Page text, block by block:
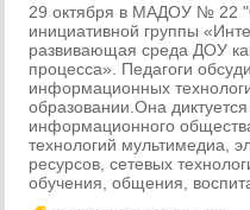
29 октября в МАДОУ № 22
инициативной группы
развивающая среда ДОУ
процесса». Педагоги
информационных
образовании.Она
информационного
технологий мультимедиа,
ресурсов, сетевых
обучения, общения,